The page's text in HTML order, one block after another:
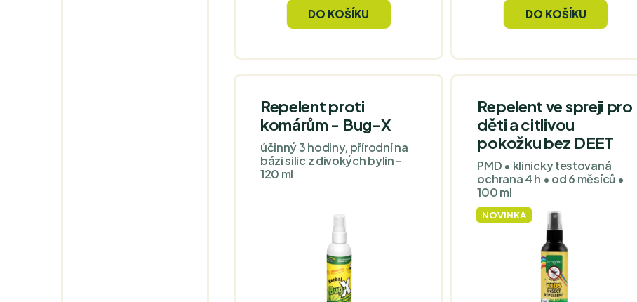
účinnost trvá po dobu 5
hodin, má příjemnou vůni a je
včetně malých dětí od 6
měsíců a pro osoby s citlivou
DO KOŠÍKU
celou rodinu, včetně dětí od
2 let, je lehký, kompaktní a
DO KOŠÍKU
Repelent proti
komárům - Bug-X
účinný 3 hodiny, přírodní na
bázi silic z divokých bylin -
120 ml
Repelent ve spreji pro
děti a citlivou
pokožku bez DEET
PMD • klinicky testovaná
ochrana 4 h • od 6 měsíců •
100 ml
NOVINKA